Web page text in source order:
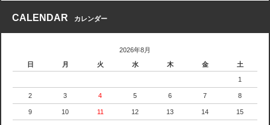
CALENDAR カレンダー
2026年8月
日
月 火 水 木 金 土
1
2 3 4 5 6 7 8
9 10 11 12 13 14 15